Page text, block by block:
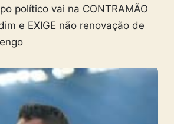
político vai na CONTRAMÃO
e EXIGE não renovação de